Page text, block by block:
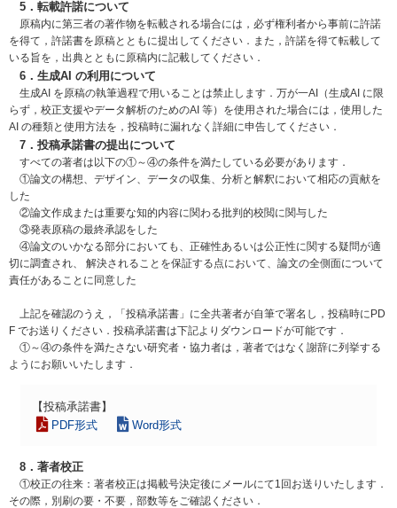
5．転載許諾について
原稿内に第三者の著作物を転載される場合には，必ず権利者から事前に許諾
を得て，許諾書を原稿とともに提出してください．また，許諾を得て転載して
いる旨を，出典とともに原稿内に記載してください．
6．生成AI の利用について
生成AI を原稿の執筆過程で用いることは禁止します．万が一AI（生成AI に限
らず，校正支援やデータ解析のためのAI 等）を使用された場合には，使用した
AI の種類と使用方法を，投稿時に漏れなく詳細に申告してください．
7．投稿承諾書の提出について
すべての著者は以下の①～④の条件を満たしている必要があります．
①論文の構想、デザイン、データの収集、分析と解釈において相応の貢献を
した
②論文作成または重要な知的内容に関わる批判的校閲に関与した
③発表原稿の最終承認をした
④論文のいかなる部分においても、正確性あるいは公正性に関する疑問が適
切に調査され、 解決されることを保証する点において、論文の全側面について
責任があることに同意した
上記を確認のうえ，「投稿承諾書」に全共著者が自筆で署名し，投稿時にPD
F でお送りください．投稿承諾書は下記よりダウンロードが可能です．
①～④の条件を満たさない研究者・協力者は，著者ではなく謝辞に列挙する
ようにお願いいたします．
【投稿承諾書】
PDF形式
Word形式
8．著者校正
①校正の往来：著者校正は掲載号決定後にメールにて1回お送りいたします．
その際，別刷の要・不要，部数等をご確認ください．